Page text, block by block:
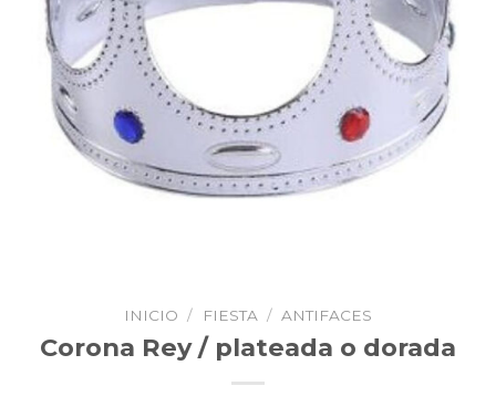
INICIO / FIESTA / ANTIFACES
Corona Rey / plateada o dorada